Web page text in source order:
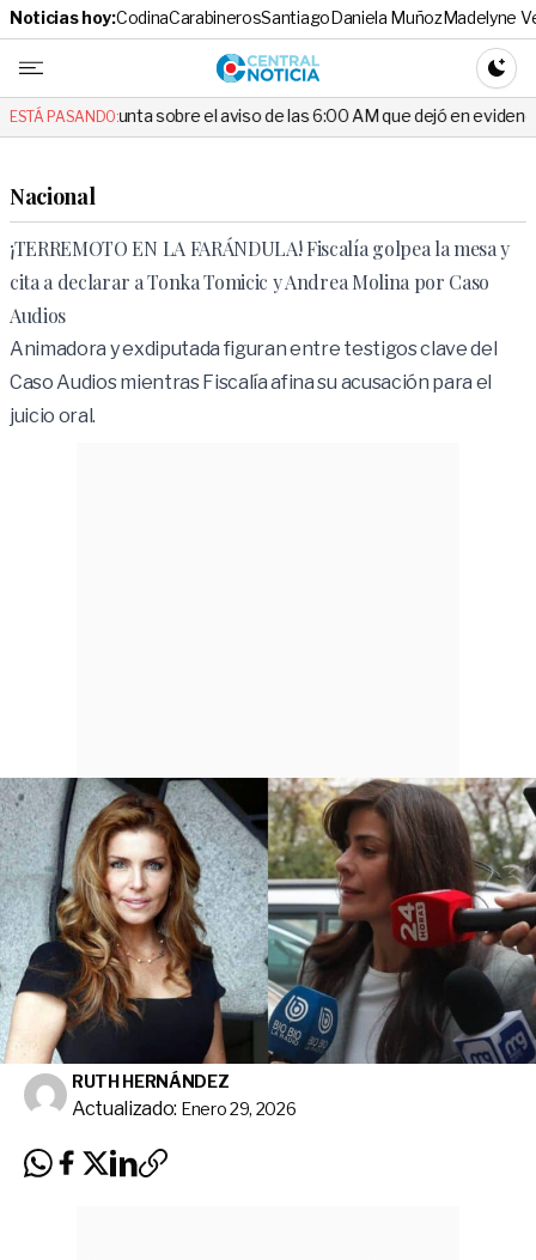
Noticias hoy:CodinaCarabinerosSantiagoDaniela MuñozMadelyne
Central
ESTÁ PASANDO:
sobre el aviso de las 6:00 AM que dejó en evidencia al Delegado
Nacional
¡TERREMOTO EN LA FARÁNDULA! Fiscalía golpea la mesa y
cita a declarar a Tonka Tomicic y Andrea Molina por Caso
Audios
Animadora y exdiputada figuran entre testigos clave del
Caso Audios mientras Fiscalía afina su acusación para el
juicio oral.
RUTH HERNÁNDEZ
Actualizado: Enero 29, 2026